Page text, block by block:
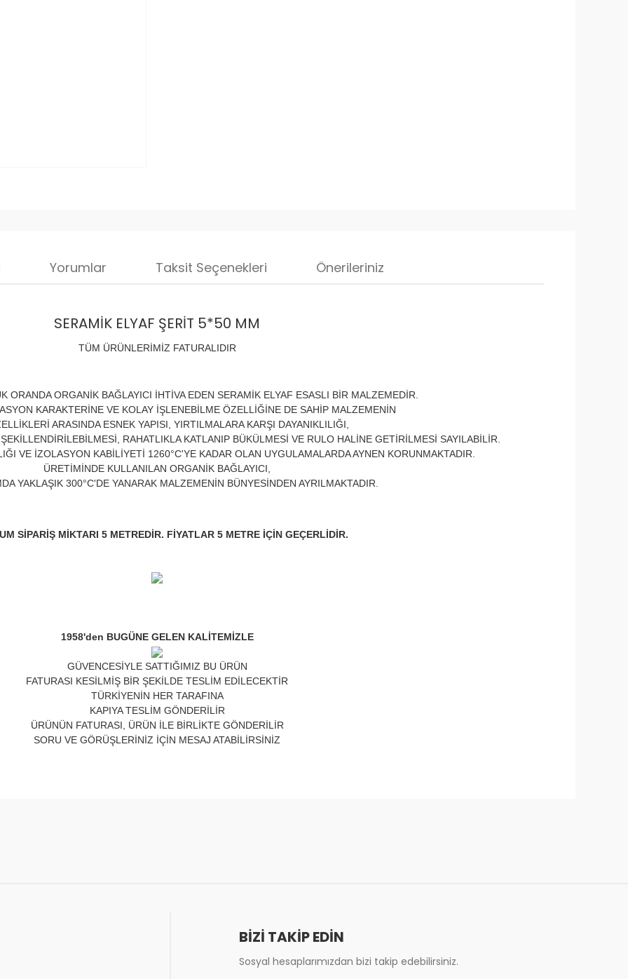
Yorumlar Taksit Seçenekleri Önerileriniz
SERAMİK ELYAF ŞERİT 5*50 MM
TÜM ÜRÜNLERİMİZ FATURALIDIR
ORANDA ORGANİK BAĞLAYICI İHTİVA EDEN SERAMİK ELYAF ESASLI BİR MALZEMEDİR.
KARAKTERİNE VE KOLAY İŞLENEBİLME ÖZELLİĞİNE DE SAHİP MALZEMENİN
ARASINDA ESNEK YAPISI, YIRTILMALARA KARŞI DAYANIKLILIĞI,
RAHATLIKLA KATLANIP BÜKÜLMESİ VE RULO HALİNE GETİRİLMESİ SAYILABİLİR.
VE İZOLASYON KABİLİYETİ 1260°C'YE KADAR OLAN UYGULAMALARDA AYNEN KORUNMAKTADIR.
ÜRETİMİNDE KULLANILAN ORGANİK BAĞLAYICI,
YAKLAŞIK 300°C'DE YANARAK MALZEMENİN BÜNYESİNDEN AYRILMAKTADIR.
SİPARİŞ MİKTARI 5 METREDİR. FİYATLAR 5 METRE İÇİN GEÇERLİDİR.
1958'den BUGÜNE GELEN KALİTEMİZLE
GÜVENCESİYLE SATTIĞIMIZ BU ÜRÜN
FATURASI KESİLMİŞ BİR ŞEKİLDE TESLİM EDİLECEKTİR
TÜRKİYENİN HER TARAFINA
KAPIYA TESLİM GÖNDERİLİR
ÜRÜNÜN FATURASI, ÜRÜN İLE BİRLİKTE GÖNDERİLİR
SORU VE GÖRÜŞLERİNİZ İÇİN MESAJ ATABİLİRSİNİZ
BİZİ TAKİP EDİN
Sosyal hesaplarımızdan bizi takip edebilirsiniz.